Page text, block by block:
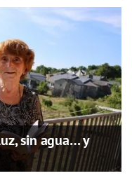
sin agua… y